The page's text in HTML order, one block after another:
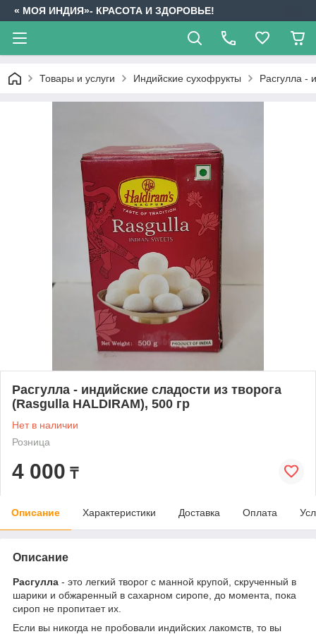
« МОЯ ИНДИЯ»- КРАСОТА И ЗДОРОВЬЕ!
Товары и услуги Индийские сухофрукты Расгулла -
Расгулла - индийские сладости из творога
(Rasgulla HALDIRAM), 500 гр
Нет в наличии
Розница
4 000 ₸
Описание Характеристики Доставка Оплата
Описание
Расгулла - это легкий творог с манной крупой, скрученный в
шарики и обжаренный в сахарном сиропе, до момента, пока
сироп не пропитает их.
Если вы никогда не пробовали индийских лакомств, то вы